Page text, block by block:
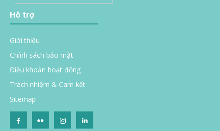
Hỗ trợ
Giới thiệu
Chính sách bảo mật
Điều khoản hoạt động
Trách nhiệm & Cam kết
Sitemap